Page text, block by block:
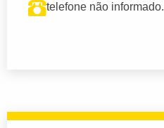
telefone não informado.